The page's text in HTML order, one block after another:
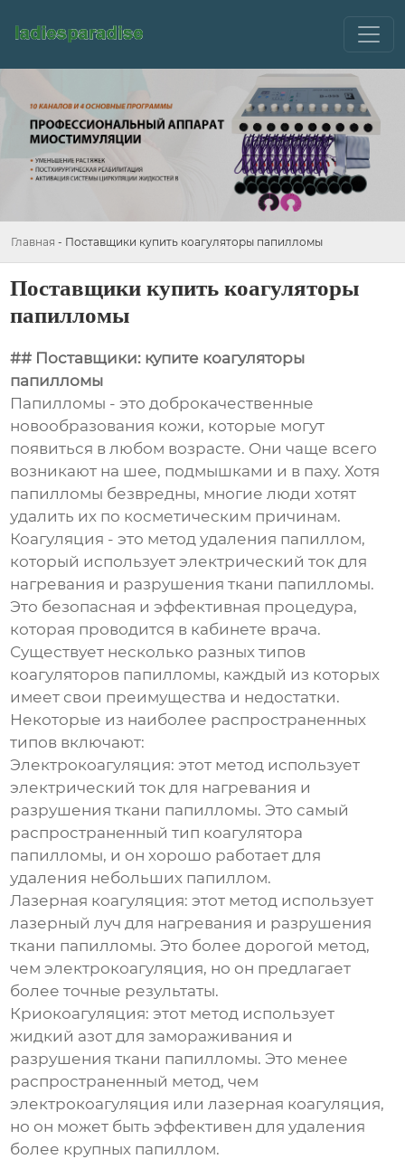
Главная - Поставщики купить коагуляторы папилломы
Поставщики купить коагуляторы
папилломы
## Поставщики: купите коагуляторы
папилломы
Папилломы - это доброкачественные
новообразования кожи, которые могут
появиться в любом возрасте. Они чаще всего
возникают на шее, подмышками и в паху. Хотя
папилломы безвредны, многие люди хотят
удалить их по косметическим причинам.
Коагуляция - это метод удаления папиллом,
который использует электрический ток для
нагревания и разрушения ткани папилломы.
Это безопасная и эффективная процедура,
которая проводится в кабинете врача.
Существует несколько разных типов
коагуляторов папилломы, каждый из которых
имеет свои преимущества и недостатки.
Некоторые из наиболее распространенных
типов включают:
Электрокоагуляция: этот метод использует
электрический ток для нагревания и
разрушения ткани папилломы. Это самый
распространенный тип коагулятора
папилломы, и он хорошо работает для
удаления небольших папиллом.
Лазерная коагуляция: этот метод использует
лазерный луч для нагревания и разрушения
ткани папилломы. Это более дорогой метод,
чем электрокоагуляция, но он предлагает
более точные результаты.
Криокоагуляция: этот метод использует
жидкий азот для замораживания и
разрушения ткани папилломы. Это менее
распространенный метод, чем
электрокоагуляция или лазерная коагуляция,
но он может быть эффективен для удаления
более крупных папиллом.